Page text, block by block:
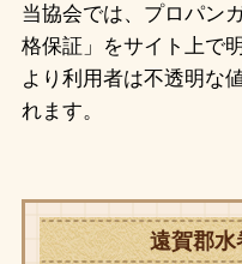
当協会では、プロパン
格保証」をサイト上で
より利用者は不透明な
れます。
遠賀郡水